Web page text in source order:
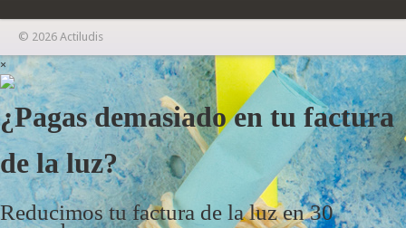
© 2026 Actiludis
×
¿Pagas demasiado en tu factura
de la luz?
Reducimos tu factura de la luz en 30